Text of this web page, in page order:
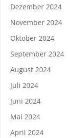
Dezember 2024
November 2024
Oktober 2024
September 2024
August 2024
Juli 2024
Juni 2024
Mai 2024
April 2024